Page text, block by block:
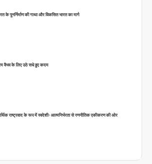
के पुनर्निर्माण की गाथा और विकसित भारत का मार्ग
वैभव के लिए उठे सधे हुए कदम
राष्ट्रवाद के रूप में स्वदेशीः आत्मनिर्भरता से रणनीतिक एकीकरण की ओर